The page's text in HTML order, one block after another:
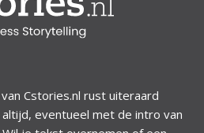
Cstories.nl rust uiteraard
altijd, eventueel met de intro van